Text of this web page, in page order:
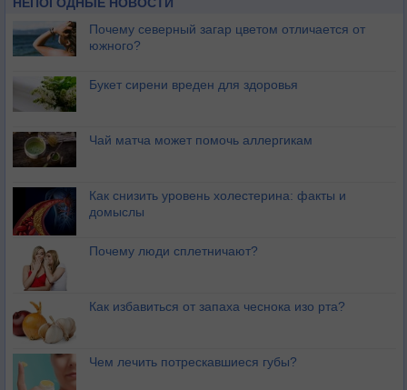
НЕПОГОДНЫЕ НОВОСТИ
Почему северный загар цветом отличается от
южного?
Букет сирени вреден для здоровья
Чай матча может помочь аллергикам
Как снизить уровень холестерина: факты и
домыслы
Почему люди сплетничают?
Как избавиться от запаха чеснока изо рта?
Чем лечить потрескавшиеся губы?